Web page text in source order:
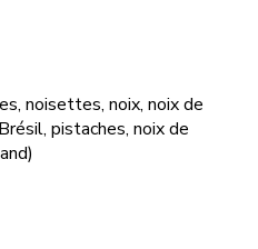
noisettes, noix, noix de
pistaches, noix de